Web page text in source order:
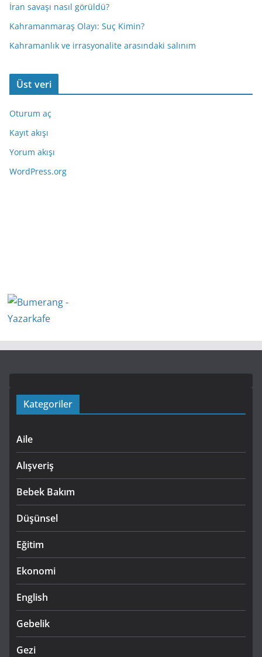
İran savaşı nasıl görüldü?
Kahramanmaraş Olayı: Suç Kimin?
Kahramanlık ve irrasyonalite arasındaki salınım
Üst veri
Oturum aç
Kayıt akışı
Yorum akışı
WordPress.org
Kategoriler
Aile
Alışveriş
Bebek Bakım
Düşünsel
Eğitim
Ekonomi
English
Gebelik
Gezi